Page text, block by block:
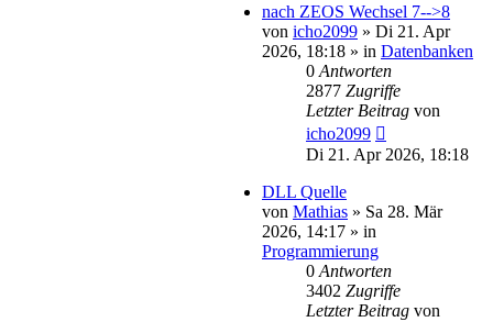
nach ZEOS Wechsel 7-->8
von icho2099 » Di 21. Apr
2026, 18:18 » in Datenbanken
0 Antworten
2877 Zugriffe
Letzter Beitrag von
icho2099
Di 21. Apr 2026, 18:18
DLL Quelle
von Mathias » Sa 28. Mär
2026, 14:17 » in
Programmierung
0 Antworten
3402 Zugriffe
Letzter Beitrag von